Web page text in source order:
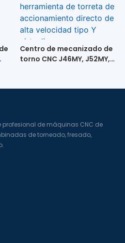
Centro de mecanizado de
torno CNC J46MY, J52MY,
accionamiento directo de
profesional de máquinas CNC de
de torneado, fresado,